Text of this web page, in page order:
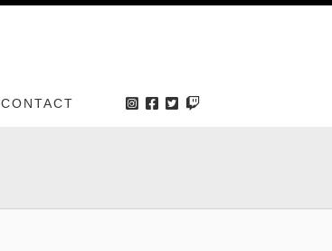
CONTACT